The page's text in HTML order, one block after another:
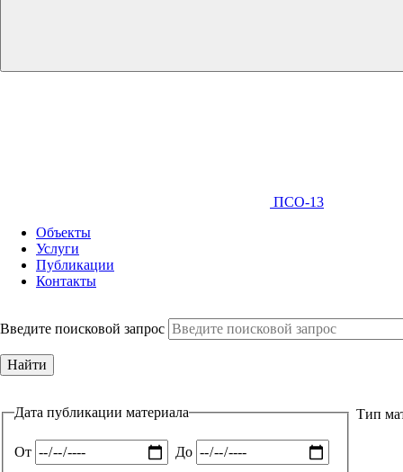
ПСО-13
Объекты
Услуги
Публикации
Контакты
Введите поисковой запрос
Дата публикации материала
От До
Тип